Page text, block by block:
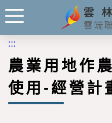
:::
農業用地作
使用-經營計